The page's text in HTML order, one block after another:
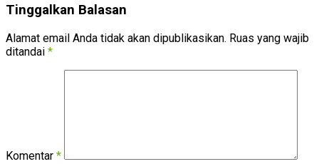
Tinggalkan Balasan
Alamat email Anda tidak akan dipublikasikan. Ruas yang wajib
ditandai *
Komentar *